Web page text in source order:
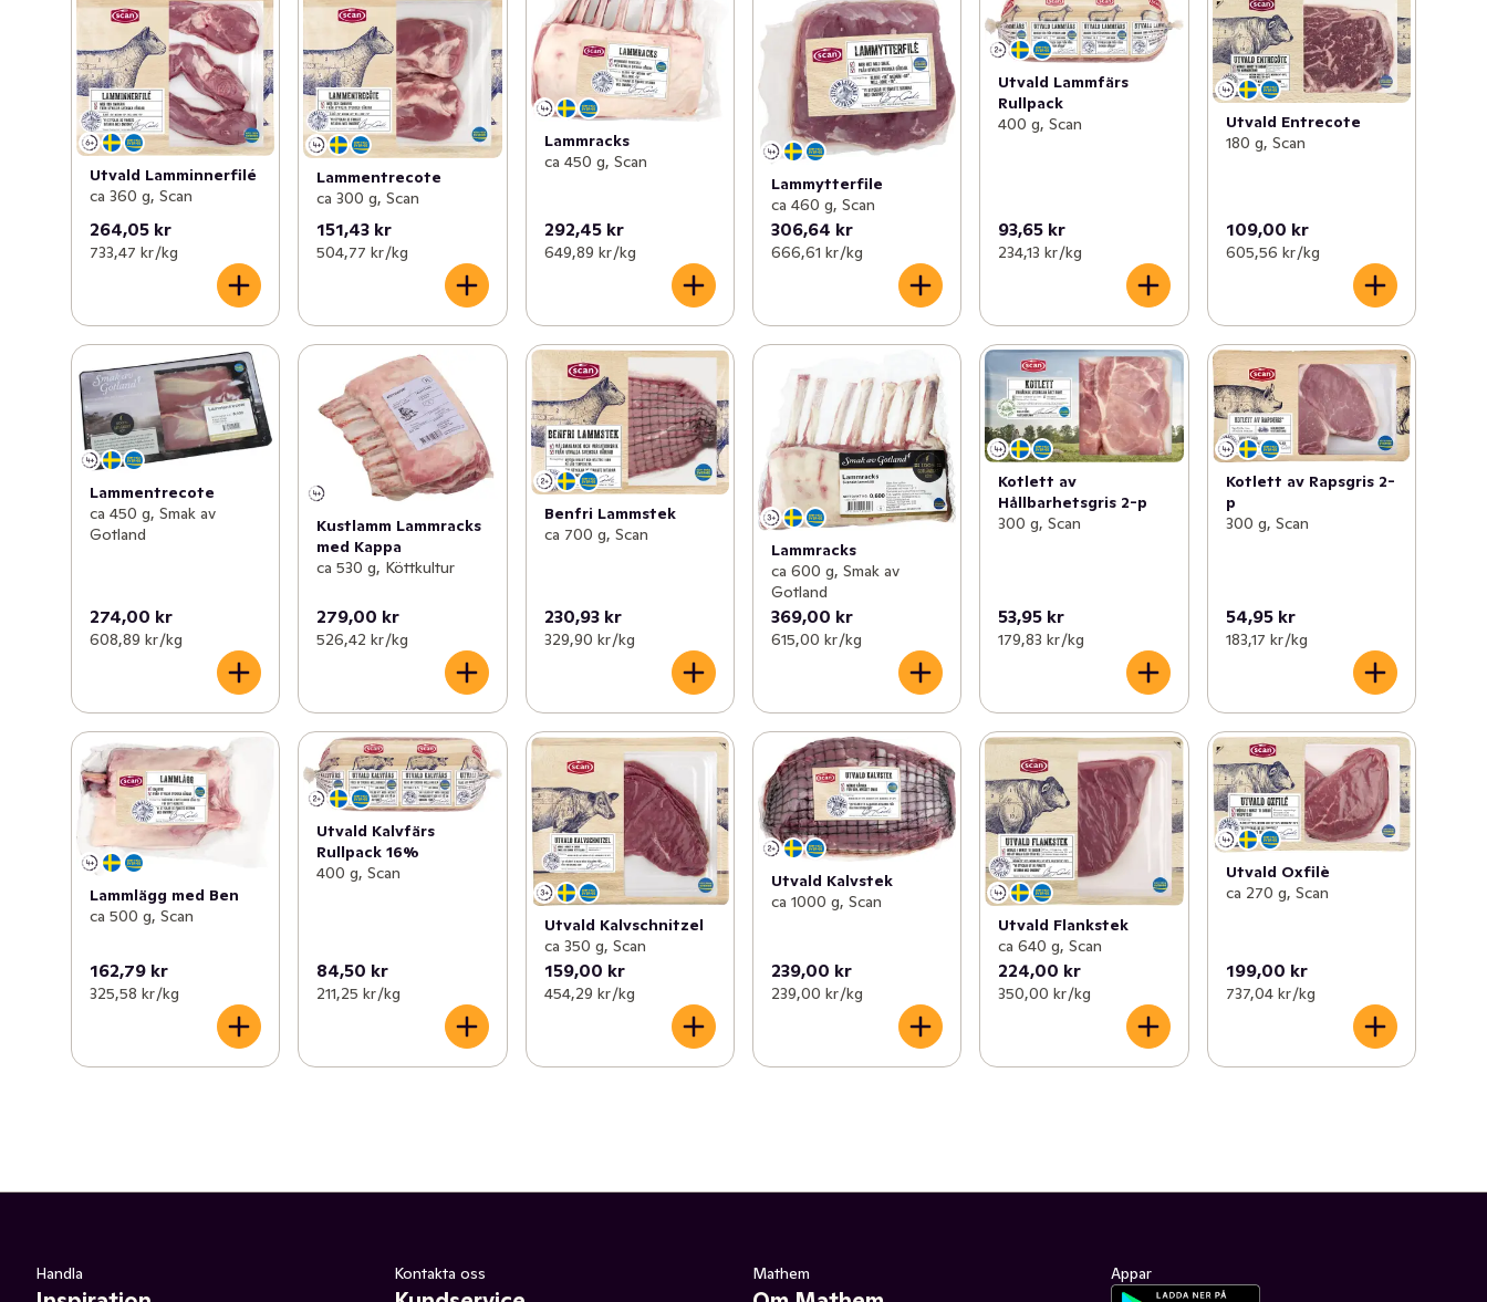
Utvald Lamminnerfilé
ca 360 g, Scan
264,05 kr
733,47 kr /kg
Lammentrecote
ca 300 g, Scan
151,43 kr
504,77 kr /kg
Lammracks
ca 450 g, Scan
292,45 kr
649,89 kr /kg
Lammytterfile
ca 460 g, Scan
306,64 kr
666,61 kr /kg
Utvald Lammfärs
Rullpack
400 g, Scan
93,65 kr
234,13 kr /kg
Utvald Entrecote
180 g, Scan
109,00 kr
605,56 kr /kg
Lammentrecote
ca 450 g, Smak av
Gotland
274,00 kr
608,89 kr /kg
Kustlamm Lammracks
med Kappa
ca 530 g, Köttkultur
279,00 kr
526,42 kr /kg
Benfri Lammstek
ca 700 g, Scan
230,93 kr
329,90 kr /kg
Lammracks
ca 600 g, Smak av
Gotland
369,00 kr
615,00 kr /kg
Kotlett av
Hållbarhetsgris 2-p
300 g, Scan
53,95 kr
179,83 kr /kg
Kotlett av Rapsgris 2-
p
300 g, Scan
54,95 kr
183,17 kr /kg
Lammlägg med Ben
ca 500 g, Scan
162,79 kr
325,58 kr /kg
Utvald Kalvfärs
Rullpack 16%
400 g, Scan
84,50 kr
211,25 kr /kg
Utvald Kalvschnitzel
ca 350 g, Scan
159,00 kr
454,29 kr /kg
Utvald Kalvstek
ca 1000 g, Scan
239,00 kr
239,00 kr /kg
Utvald Flankstek
ca 640 g, Scan
224,00 kr
350,00 kr /kg
Utvald Oxfilè
ca 270 g, Scan
199,00 kr
737,04 kr /kg
Handla Kontakta oss Mathem Appar